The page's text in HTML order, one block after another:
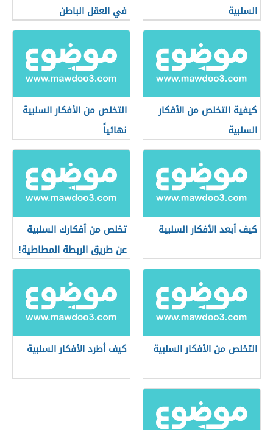
السلبية في العقل الباطن
كيفية التخلص من الأفكار
السلبية
التخلص من الأفكار السلبية
نهائياً
كيف أبعد الأفكار السلبية
تخلص من أفكارك السلبية
عن طريق الربطة المطاطية!
التخلص من الأفكار السلبية كيف أطرد الأفكار السلبية